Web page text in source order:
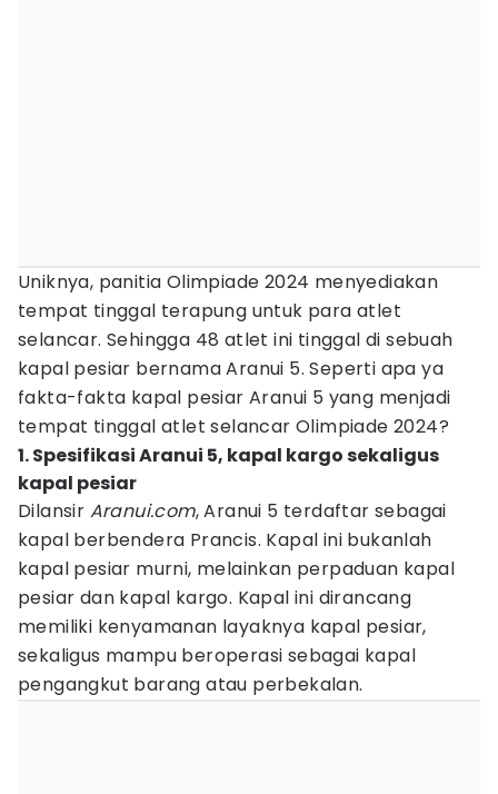
Uniknya, panitia Olimpiade 2024 menyediakan
tempat tinggal terapung untuk para atlet
selancar. Sehingga 48 atlet ini tinggal di sebuah
kapal pesiar bernama Aranui 5. Seperti apa ya
fakta-fakta kapal pesiar Aranui 5 yang menjadi
tempat tinggal atlet selancar Olimpiade 2024?
1. Spesifikasi Aranui 5, kapal kargo sekaligus
kapal pesiar
Dilansir Aranui.com, Aranui 5 terdaftar sebagai
kapal berbendera Prancis. Kapal ini bukanlah
kapal pesiar murni, melainkan perpaduan kapal
pesiar dan kapal kargo. Kapal ini dirancang
memiliki kenyamanan layaknya kapal pesiar,
sekaligus mampu beroperasi sebagai kapal
pengangkut barang atau perbekalan.